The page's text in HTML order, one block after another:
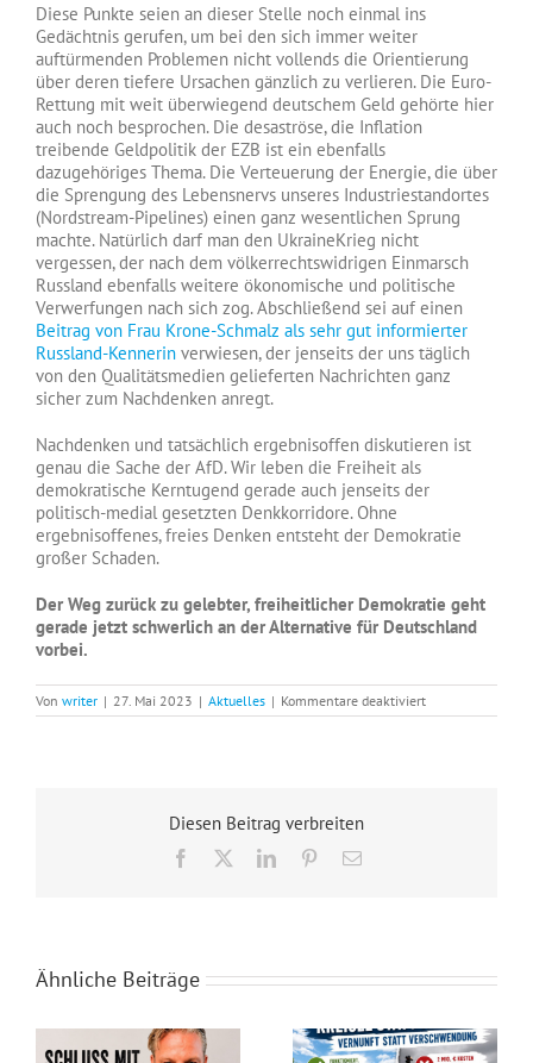
Diese Punkte seien an dieser Stelle noch einmal ins
Gedächtnis gerufen, um bei den sich immer weiter
auftürmenden Problemen nicht vollends die Orientierung
über deren tiefere Ursachen gänzlich zu verlieren. Die Euro-
Rettung mit weit überwiegend deutschem Geld gehörte hier
auch noch besprochen. Die desaströse, die Inflation
treibende Geldpolitik der EZB ist ein ebenfalls
dazugehöriges Thema. Die Verteuerung der Energie, die über
die Sprengung des Lebensnervs unseres Industriestandortes
(Nordstream-Pipelines) einen ganz wesentlichen Sprung
machte. Natürlich darf man den UkraineKrieg nicht
vergessen, der nach dem völkerrechtswidrigen Einmarsch
Russland ebenfalls weitere ökonomische und politische
Verwerfungen nach sich zog. Abschließend sei auf einen
Beitrag von Frau Krone-Schmalz als sehr gut informierter
Russland-Kennerin verwiesen, der jenseits der uns täglich
von den Qualitätsmedien gelieferten Nachrichten ganz
sicher zum Nachdenken anregt.
Nachdenken und tatsächlich ergebnisoffen diskutieren ist
genau die Sache der AfD. Wir leben die Freiheit als
demokratische Kerntugend gerade auch jenseits der
politisch-medial gesetzten Denkkorridore. Ohne
ergebnisoffenes, freies Denken entsteht der Demokratie
großer Schaden.
Der Weg zurück zu gelebter, freiheitlicher Demokratie geht
gerade jetzt schwerlich an der Alternative für Deutschland
vorbei.
Von writer | 27. Mai 2023 | Aktuelles | Kommentare deaktiviertfür
Werden
Kopf
Beine
zu
Diesen Beitrag verbreiten
Facebook LinkedInPinterest
E-
Ähnliche Beiträge